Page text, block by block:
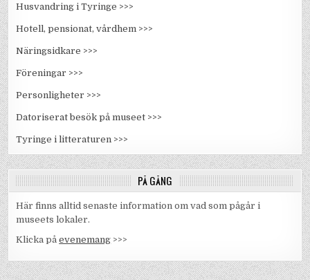
Husvandring i Tyringe >>>
Hotell, pensionat, vårdhem >>>
Näringsidkare >>>
Föreningar >>>
Personligheter >>>
Datoriserat besök på museet >>>
Tyringe i litteraturen >>>
PÅ GÅNG
Här finns alltid senaste information om vad som pågår i
museets lokaler.
Klicka påevenemang >>>